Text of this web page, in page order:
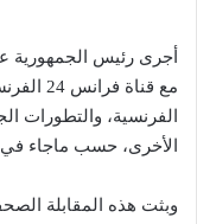
أجرى رئيس الجمهورية
مع
الفرنسية، والتطورات
الأخرى، حسب ماجاء في
وبثت هذه المقابلة